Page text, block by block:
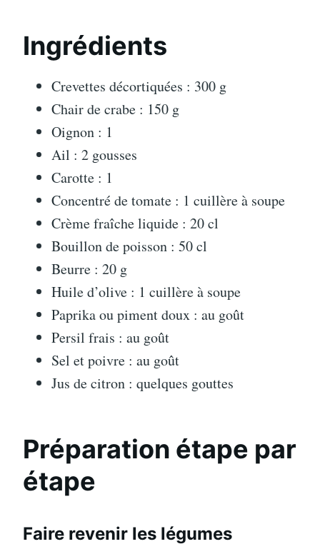
Ingrédients
Crevettes décortiquées : 300 g
Chair de crabe : 150 g
Oignon : 1
Ail : 2 gousses
Carotte : 1
Concentré de tomate : 1 cuillère à soupe
Crème fraîche liquide : 20 cl
Bouillon de poisson : 50 cl
Beurre : 20 g
Huile d’olive : 1 cuillère à soupe
Paprika ou piment doux : au goût
Persil frais : au goût
Sel et poivre : au goût
Jus de citron : quelques gouttes
Préparation étape par
étape
Faire revenir les légumes